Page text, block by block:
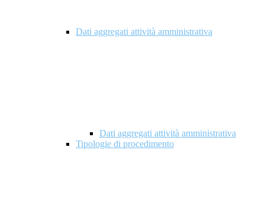
Dati aggregati attività amministrativa
Dati aggregati attività amministrativa
Tipologie di procedimento